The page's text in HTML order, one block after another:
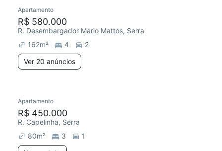
Apartamento
R$ 580.000
R. Desembargador Mário Mattos, Serra
162m² 4
2
Ver 20 anúncios
Apartamento
R$ 450.000
R. Capelinha, Serra
80m² 3
1